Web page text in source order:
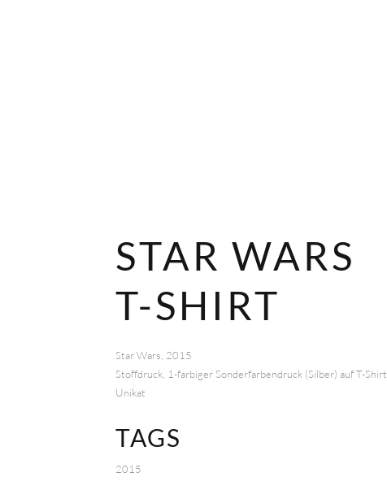
STAR WARS
T-SHIRT
Star Wars, 2015
Stoffdruck, 1-farbiger Sonderfarbendruck (Silber) auf T-Shirt
Unikat
TAGS
2015